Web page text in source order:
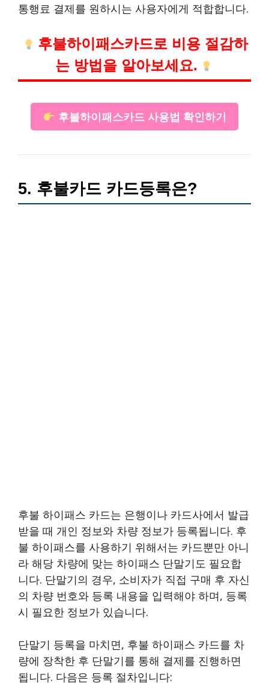
통행료 결제를 원하시는 사용자에게 적합합니다.
후불하이패스카드로 비용 절감하
는 방법을 알아보세요.
후불하이패스카드 사용법 확인하기
5. 후불카드 카드등록은?
후불 하이패스 카드는 은행이나 카드사에서 발급
받을 때 개인 정보와 차량 정보가 등록됩니다. 후
불 하이패스를 사용하기 위해서는 카드뿐만 아니
라 해당 차량에 맞는 하이패스 단말기도 필요합
니다. 단말기의 경우, 소비자가 직접 구매 후 자신
의 차량 번호와 등록 내용을 입력해야 하며, 등록
시 필요한 정보가 있습니다.
단말기 등록을 마치면, 후불 하이패스 카드를 차
량에 장착한 후 단말기를 통해 결제를 진행하면
됩니다. 다음은 등록 절차입니다: